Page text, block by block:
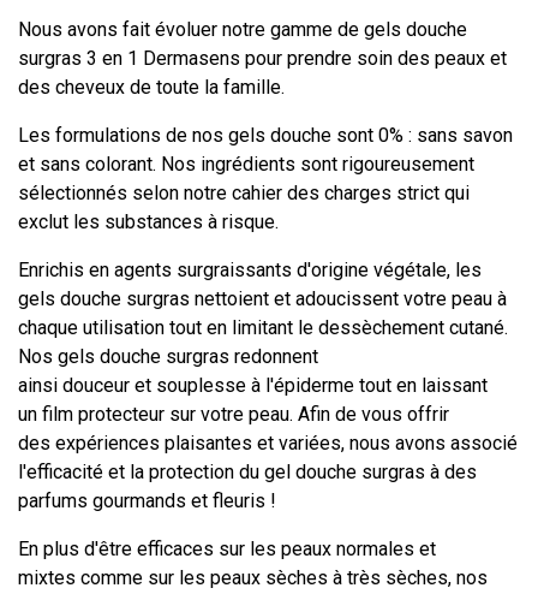
Nous avons fait évoluer notre gamme de gels douche
surgras 3 en 1 Dermasens pour prendre soin des peaux et
des cheveux de toute la famille.
Les formulations de nos gels douche sont 0% : sans savon
et sans colorant. Nos ingrédients sont rigoureusement
sélectionnés selon notre cahier des charges strict qui
exclut les substances à risque.
Enrichis en agents surgraissants d'origine végétale, les
gels douche surgras nettoient et adoucissent votre peau à
chaque utilisation tout en limitant le dessèchement cutané.
Nos gels douche surgras redonnent
ainsi douceur et souplesse à l'épiderme tout en laissant
un film protecteur sur votre peau. Afin de vous offrir
des expériences plaisantes et variées, nous avons associé
l'efficacité et la protection du gel douche surgras à des
parfums gourmands et fleuris !
En plus d'être efficaces sur les peaux normales et
mixtes comme sur les peaux sèches à très sèches, nos